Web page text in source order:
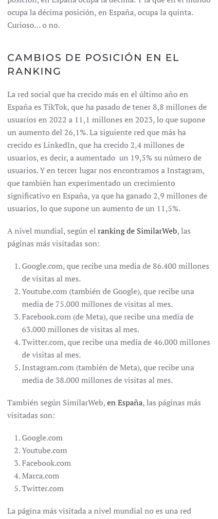
ocupa la décima posición, en España, ocupa la quinta.
Curioso… o no.
CAMBIOS DE POSICIÓN EN EL
RANKING
La red social que ha crecido más en el último año en
España es TikTok, que ha pasado de tener 8,8 millones de
usuarios en 2022 a 11,1 millones en 2023, lo que supone
un aumento del 26,1%. La siguiente red que más ha
crecido es LinkedIn, que ha crecido 2,4 millones de
usuarios, es decir, a aumentado un 19,5% su número de
usuarios. Y en tercer lugar nos encontramos a Instagram,
que también han experimentado un crecimiento
significativo en España, ya que ha ganado 2,9 millones de
usuarios, lo que supone un aumento de un 11,5%.
A nivel mundial, según el ranking de SimilarWeb, las
páginas más visitadas son:
Google.com, que recibe una media de 86.400 millones
de visitas al mes.
Youtube.com (también de Google), que recibe una
media de 75.000 millones de visitas al mes.
Facebook.com (de Meta), que recibe una media de
63.000 millones de visitas al mes.
Twitter.com, que recibe una media de 46.000 millones
de visitas al mes.
Instagram.com (también de Meta), que recibe una
media de 38.000 millones de visitas al mes.
También según SimilarWeb,en España, las páginas más
visitadas son:
Google.com
Youtube.com
Facebook.com
Marca.com
Twitter.com
La página más visitada a nivel mundial no es una red